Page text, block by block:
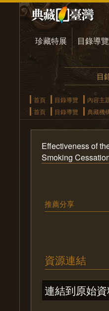
珍藏特展 目錄導覽
目
首頁 目錄導覽 內容主
首頁
目錄導覽 典藏機
Effectiveness of
Smoking
推薦分享
資源連結
連結到原始